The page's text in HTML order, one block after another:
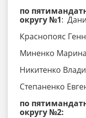
по
округу №1:
Краснопояс
Миненко
Никитенко
Степаненко
по
округу №2: